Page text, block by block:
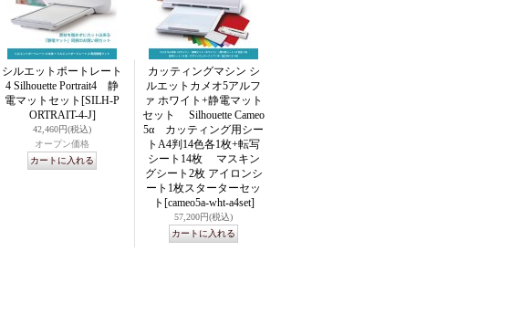
シルエットポートレート
4 Silhouette Portrait4 静
電マットセット [SILH-P
ORTRAIT-4-J]
42,460円(税込)
オープン価格
カッティングマシン シ
ルエットカメオ5アルフ
ァ ホワイト+静電マット
セット Silhouette Cameo
5α カッティング用シー
トA4判14色各1枚+転写
シート14枚 マスキン
グシート2枚 アイロンシ
ート1枚スターターセッ
ト [cameo5a-wht-a4set]
57,200円(税込)